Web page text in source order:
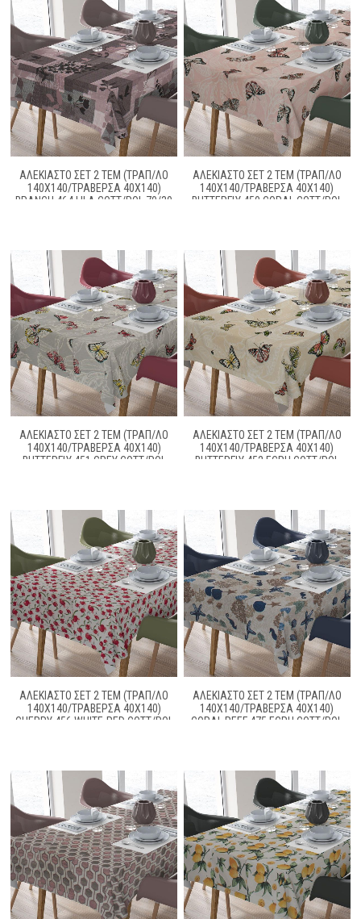
ΑΛΕΚΙΑΣΤΟ ΣΕΤ 2 ΤΕΜ (ΤΡΑΠ/ΛΟ
140X140/ΤΡΑΒΕΡΣΑ 40X140)
BRANCH 464 LILA COTT/POL 70/30
ΑΛΕΚΙΑΣΤΟ ΣΕΤ 2 ΤΕΜ (ΤΡΑΠ/ΛΟ
140X140/ΤΡΑΒΕΡΣΑ 40X140)
BUTTERFLY 450 CORAL COTT/POL
ΑΛΕΚΙΑΣΤΟ ΣΕΤ 2 ΤΕΜ (ΤΡΑΠ/ΛΟ
140X140/ΤΡΑΒΕΡΣΑ 40X140)
BUTTERFLY 451 GREY COTT/POL
ΑΛΕΚΙΑΣΤΟ ΣΕΤ 2 ΤΕΜ (ΤΡΑΠ/ΛΟ
140X140/ΤΡΑΒΕΡΣΑ 40X140)
BUTTERFLY 452 ECRU COTT/POL
ΑΛΕΚΙΑΣΤΟ ΣΕΤ 2 ΤΕΜ (ΤΡΑΠ/ΛΟ
140X140/ΤΡΑΒΕΡΣΑ 40X140)
CHERRY 456 WHITE-RED COTT/POL
ΑΛΕΚΙΑΣΤΟ ΣΕΤ 2 ΤΕΜ (ΤΡΑΠ/ΛΟ
140X140/ΤΡΑΒΕΡΣΑ 40X140)
CORAL REEF 475 ECRU COTT/POL